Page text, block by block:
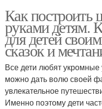
Как
руками детям.
для детей
сказок и
Все дети любят укромные
можно дать волю своей
увлекательное
Именно поэтому дети